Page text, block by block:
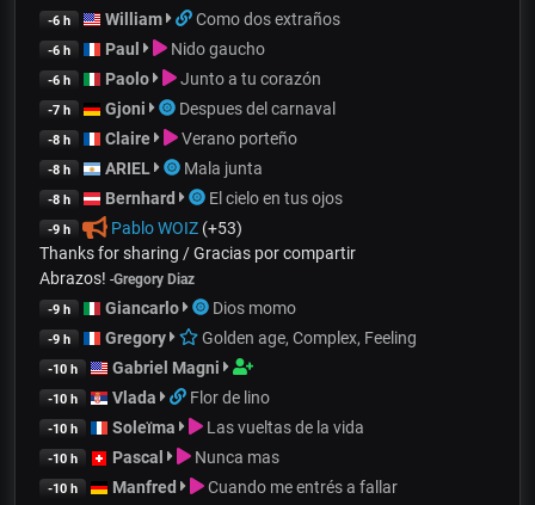
-6 h William Como dos extraños
-6 h Paul Nido gaucho
-6 h Paolo Junto a tu corazón
-7 h Gjoni Despues del carnaval
-8 h Claire Verano porteño
-8 h ARIEL Mala junta
-8 h Bernhard El cielo en tus ojos
-9 h Pablo WOIZ(+53)
Thanks for sharing / Gracias por compartir
Abrazos! -Gregory Diaz
-9 h Giancarlo Dios momo
-9 h Gregory Golden age, Complex, Feeling
-10 h Gabriel Magni
-10 h Vlada Flor de lino
-10 h Soleïma Las vueltas de la vida
-10 h Pascal Nunca mas
-10 h Manfred Cuando me entrés a fallar